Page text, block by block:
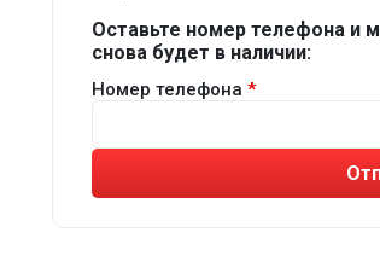
Оставьте номер телефона и
снова будет в наличии:
Номер телефона